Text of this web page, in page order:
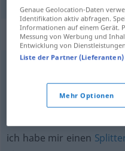
Kienspanm
ich habe mir einen
Genaue Geolocation-Daten
Identifikation aktiv abfragen.
Informationen auf einem Gerät.
Messung von Werbung und
Entwicklung von
Liste der Partner (Lieferanten)
Mehr Optionen